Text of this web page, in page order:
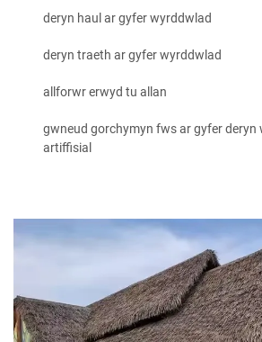
deryn haul ar gyfer wyrddwlad
deryn traeth ar gyfer wyrddwlad
allforwr erwyd tu allan
gwneud gorchymyn fws ar gyfer deryn
artiffisial